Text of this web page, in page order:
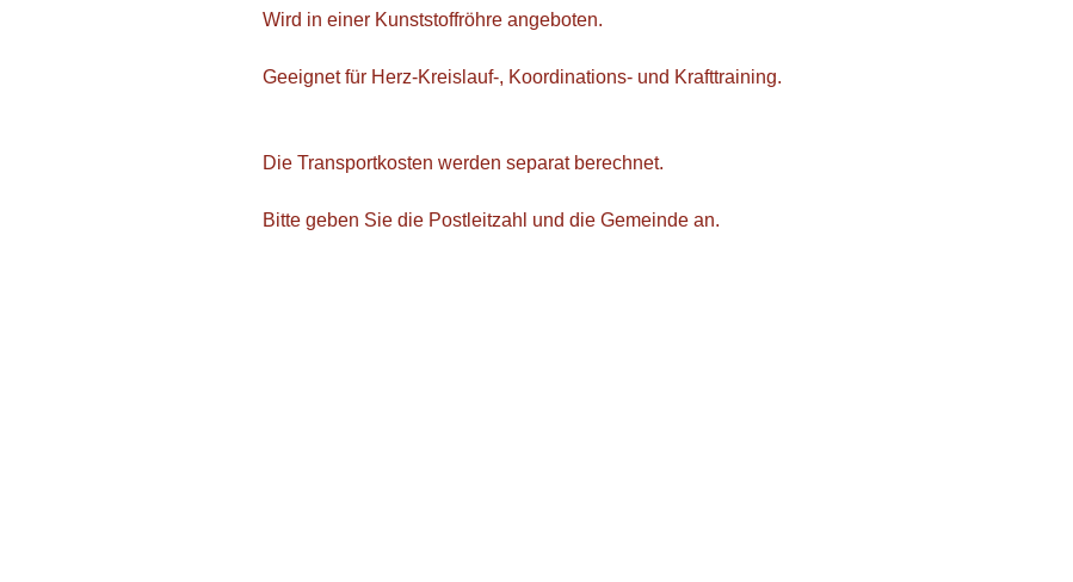
Wird in einer Kunststoffröhre angeboten.
Geeignet für Herz-Kreislauf-, Koordinations- und Krafttraining.
Die Transportkosten werden separat berechnet.
Bitte geben Sie die Postleitzahl und die Gemeinde an.